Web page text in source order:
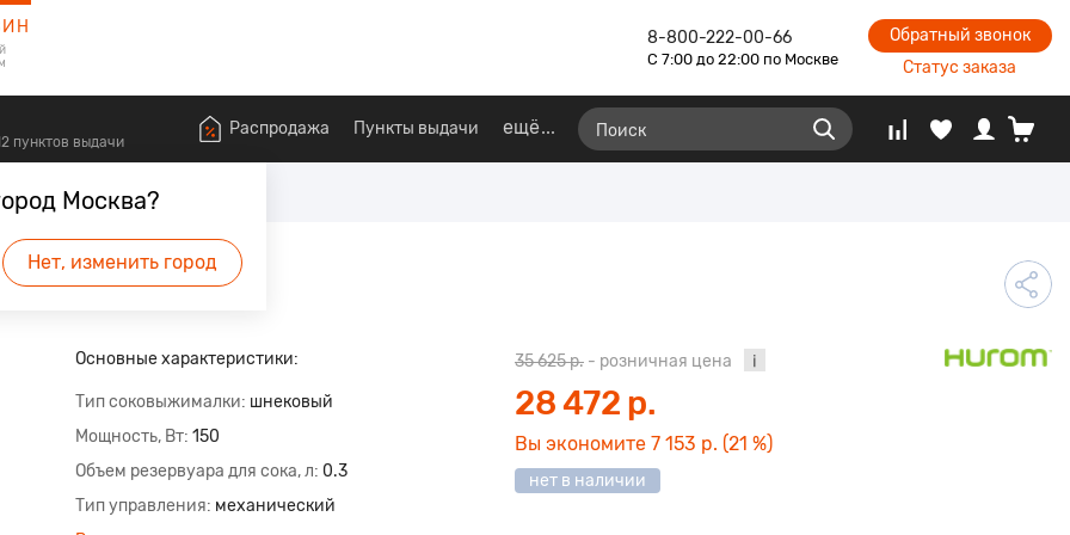
8-800-222-00-66
С 7:00 до 22:00 по Москве
Обратный звонок
Статус заказа
Москва?
Нет, изменить город
пунктов выдачи
Распродажа Пункты выдачи ещё
красный
первым.
Основные характеристики:
Тип соковыжималки шнековый
Мощность, Вт 150
Объем резервуара для сока, л 0.3
Тип управления механический
35 625 р. - розничная цена
28 472 р.
Вы экономите 7 153 р. (21 %)
нет в наличии